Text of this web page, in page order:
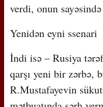
verdi, onun
Yenidən eyni ssenari
İndi isə – Rusiya
qarşı yeni bir zərbə,
R.Mustafayevin